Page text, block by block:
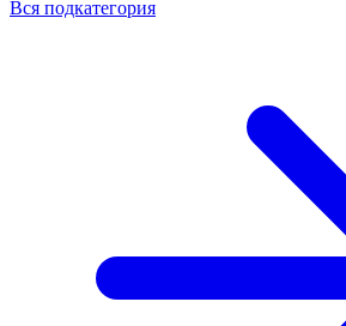
Вся подкатегория